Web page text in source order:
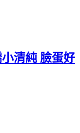
清純 臉蛋好